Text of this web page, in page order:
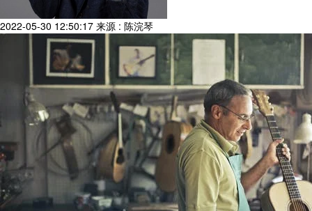
2022-05-30 12:50:17 来源 : 陈浣琴